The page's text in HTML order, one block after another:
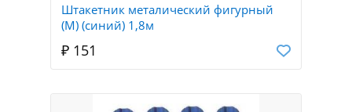
Штакетник металический фигурный
(М) (синий) 1,8м
₽ 151